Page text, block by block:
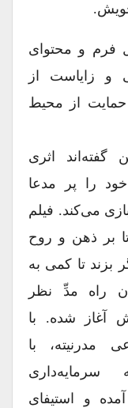
و محتوای
و زایاست از
از محیط
اثری
را پر مدعا
می‌کند. فیلم
بر ذهن و روح
تا کمی به
راه مدِّ نظر
شده. با
با
و استیفای